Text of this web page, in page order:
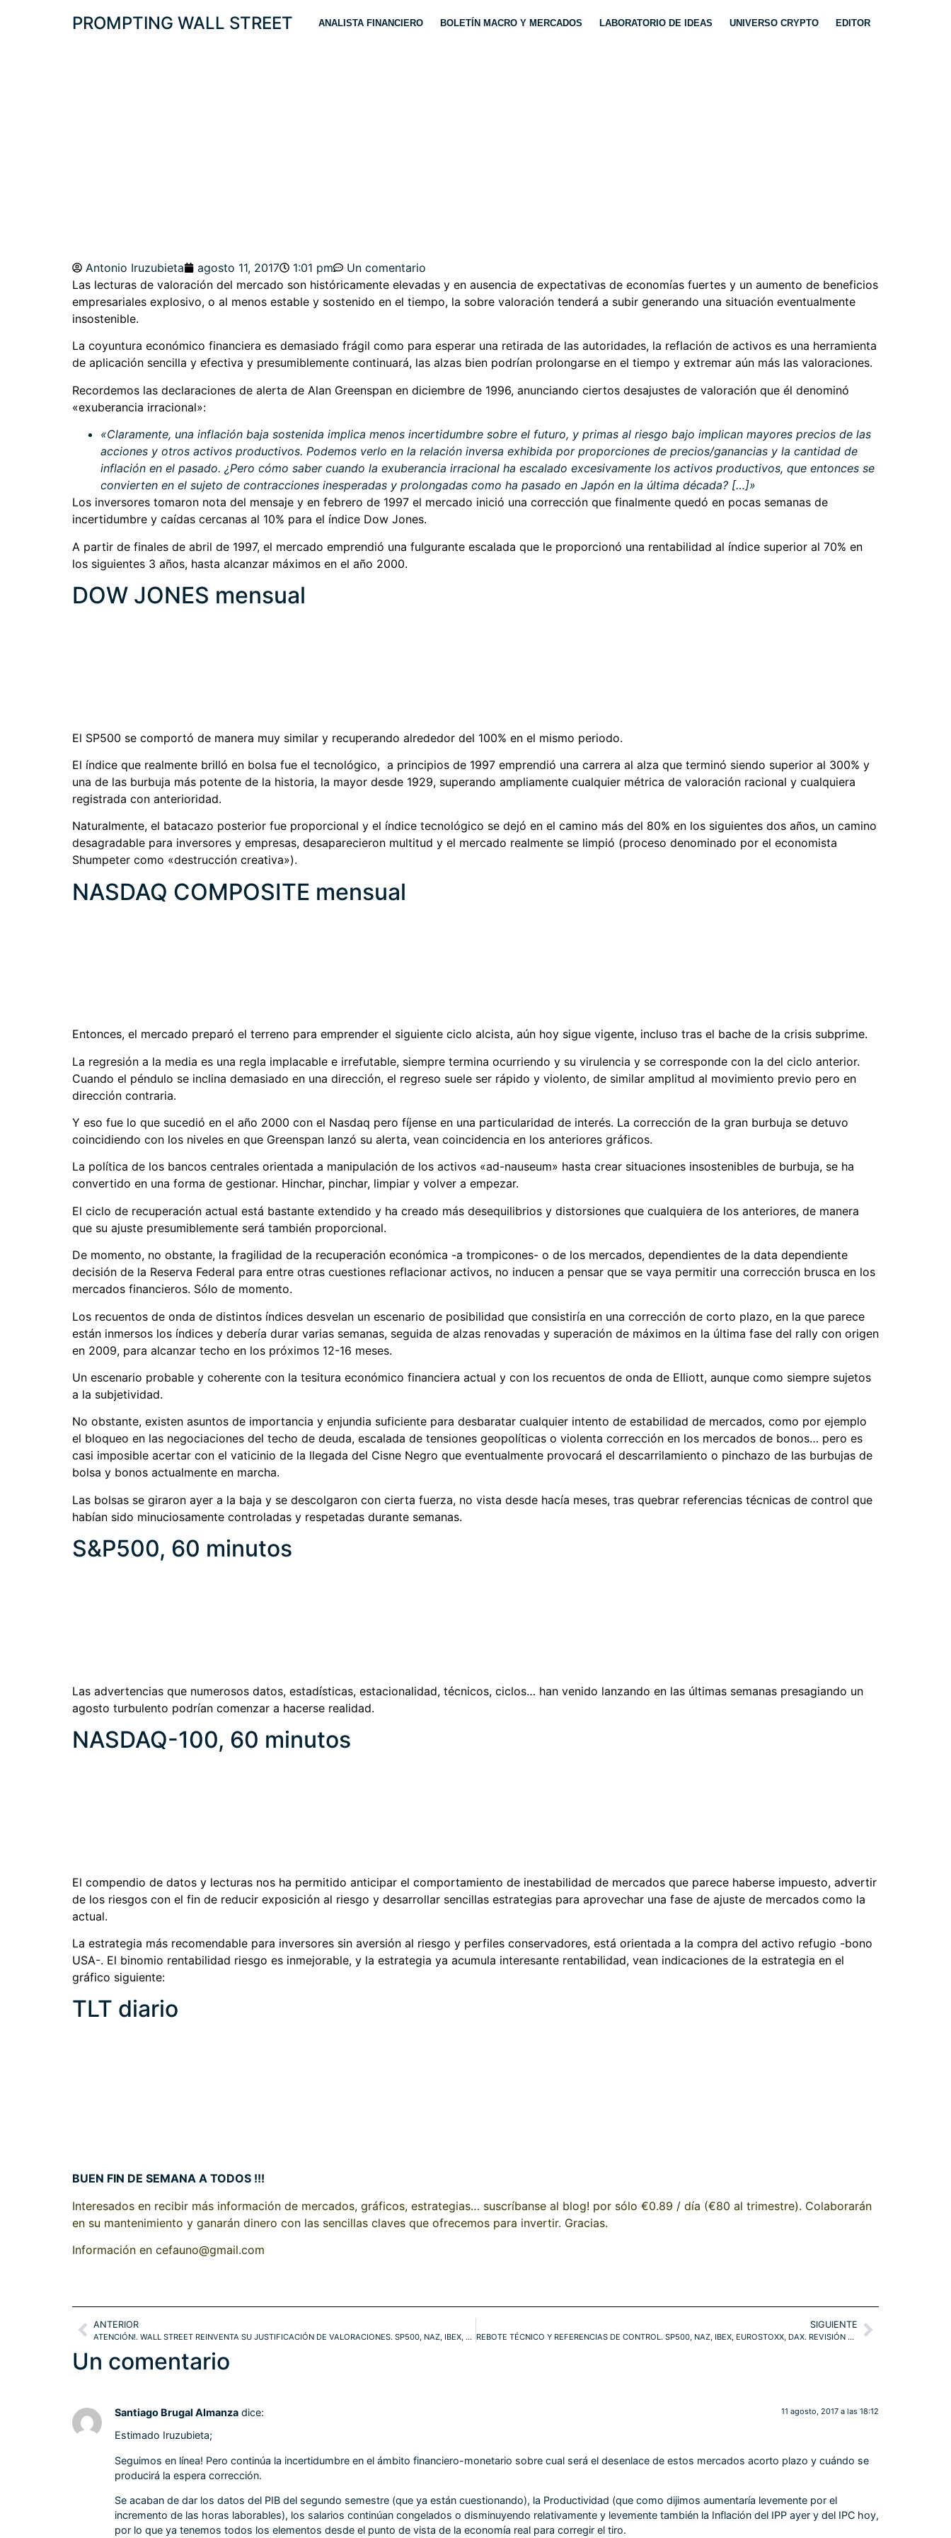
PROMPTING WALL STREET ANALISTA FINANCIERO BOLETÍN MACRO Y MERCADOS LABORATORIO DE IDEAS UNIVERSO CRYPTO EDITOR
Antonio Iruzubieta agosto 11, 2017 1:01 pm
Un comentario
Las lecturas de valoración del mercado son históricamente elevadas y en ausencia de expectativas de economías fuertes y un aumento de beneficios
empresariales explosivo, o al menos estable y sostenido en el tiempo, la sobre valoración tenderá a subir generando una situación eventualmente
insostenible.
La coyuntura económico financiera es demasiado frágil como para esperar una retirada de las autoridades, la reflación de activos es una herramienta
de aplicación sencilla y efectiva y presumiblemente continuará, las alzas bien podrían prolongarse en el tiempo y extremar aún más las valoraciones.
Recordemos las declaraciones de alerta de Alan Greenspan en diciembre de 1996, anunciando ciertos desajustes de valoración que él denominó
«exuberancia irracional»:
«Claramente, una inflación baja sostenida implica menos incertidumbre sobre el futuro, y primas al riesgo bajo implican mayores precios de las
acciones y otros activos productivos. Podemos verlo en la relación inversa exhibida por proporciones de precios/ganancias y la cantidad de
inflación en el pasado. ¿Pero cómo saber cuando la exuberancia irracional ha escalado excesivamente los activos productivos, que entonces se
convierten en el sujeto de contracciones inesperadas y prolongadas como ha pasado en Japón en la última década? […]»
Los inversores tomaron nota del mensaje y en febrero de 1997 el mercado inició una corrección que finalmente quedó en pocas semanas de
incertidumbre y caídas cercanas al 10% para el índice Dow Jones.
A partir de finales de abril de 1997, el mercado emprendió una fulgurante escalada que le proporcionó una rentabilidad al índice superior al 70% en
los siguientes 3 años, hasta alcanzar máximos en el año 2000.
DOW JONES mensual
El SP500 se comportó de manera muy similar y recuperando alrededor del 100% en el mismo periodo.
El índice que realmente brilló en bolsa fue el tecnológico, a principios de 1997 emprendió una carrera al alza que terminó siendo superior al 300% y
una de las burbuja más potente de la historia, la mayor desde 1929, superando ampliamente cualquier métrica de valoración racional y cualquiera
registrada con anterioridad.
Naturalmente, el batacazo posterior fue proporcional y el índice tecnológico se dejó en el camino más del 80% en los siguientes dos años, un camino
desagradable para inversores y empresas, desaparecieron multitud y el mercado realmente se limpió (proceso denominado por el economista
Shumpeter como «destrucción creativa»).
NASDAQ COMPOSITE mensual
Entonces, el mercado preparó el terreno para emprender el siguiente ciclo alcista, aún hoy sigue vigente, incluso tras el bache de la crisis subprime.
La regresión a la media es una regla implacable e irrefutable, siempre termina ocurriendo y su virulencia y se corresponde con la del ciclo anterior.
Cuando el péndulo se inclina demasiado en una dirección, el regreso suele ser rápido y violento, de similar amplitud al movimiento previo pero en
dirección contraria.
Y eso fue lo que sucedió en el año 2000 con el Nasdaq pero fíjense en una particularidad de interés. La corrección de la gran burbuja se detuvo
coincidiendo con los niveles en que Greenspan lanzó su alerta, vean coincidencia en los anteriores gráficos.
La política de los bancos centrales orientada a manipulación de los activos «ad-nauseum» hasta crear situaciones insostenibles de burbuja, se ha
convertido en una forma de gestionar. Hinchar, pinchar, limpiar y volver a empezar.
El ciclo de recuperación actual está bastante extendido y ha creado más desequilibrios y distorsiones que cualquiera de los anteriores, de manera
que su ajuste presumiblemente será también proporcional.
De momento, no obstante, la fragilidad de la recuperación económica -a trompicones- o de los mercados, dependientes de la data dependiente
decisión de la Reserva Federal para entre otras cuestiones reflacionar activos, no inducen a pensar que se vaya permitir una corrección brusca en los
mercados financieros. Sólo de momento.
Los recuentos de onda de distintos índices desvelan un escenario de posibilidad que consistiría en una corrección de corto plazo, en la que parece
están inmersos los índices y debería durar varias semanas, seguida de alzas renovadas y superación de máximos en la última fase del rally con origen
en 2009, para alcanzar techo en los próximos 12-16 meses.
Un escenario probable y coherente con la tesitura económico financiera actual y con los recuentos de onda de Elliott, aunque como siempre sujetos
a la subjetividad.
No obstante, existen asuntos de importancia y enjundia suficiente para desbaratar cualquier intento de estabilidad de mercados, como por ejemplo
el bloqueo en las negociaciones del techo de deuda, escalada de tensiones geopolíticas o violenta corrección en los mercados de bonos… pero es
casi imposible acertar con el vaticinio de la llegada del Cisne Negro que eventualmente provocará el descarrilamiento o pinchazo de las burbujas de
bolsa y bonos actualmente en marcha.
Las bolsas se giraron ayer a la baja y se descolgaron con cierta fuerza, no vista desde hacía meses, tras quebrar referencias técnicas de control que
habían sido minuciosamente controladas y respetadas durante semanas.
S&P500, 60 minutos
Las advertencias que numerosos datos, estadísticas, estacionalidad, técnicos, ciclos… han venido lanzando en las últimas semanas presagiando un
agosto turbulento podrían comenzar a hacerse realidad.
NASDAQ-100, 60 minutos
El compendio de datos y lecturas nos ha permitido anticipar el comportamiento de inestabilidad de mercados que parece haberse impuesto, advertir
de los riesgos con el fin de reducir exposición al riesgo y desarrollar sencillas estrategias para aprovechar una fase de ajuste de mercados como la
actual.
La estrategia más recomendable para inversores sin aversión al riesgo y perfiles conservadores, está orientada a la compra del activo refugio -bono
USA-. El binomio rentabilidad riesgo es inmejorable, y la estrategia ya acumula interesante rentabilidad, vean indicaciones de la estrategia en el
gráfico siguiente:
TLT diario
BUEN FIN DE SEMANA A TODOS !!!
Interesados en recibir más información de mercados, gráficos, estrategias… suscríbanse al blog! por sólo €0.89 / día (€80 al trimestre). Colaborarán
en su mantenimiento y ganarán dinero con las sencillas claves que ofrecemos para invertir. Gracias.
Información en cefauno@gmail.com
ANTERIOR
ATENCIÓN!. WALL STREET REINVENTA SU JUSTIFICACIÓN DE VALORACIONES. SP500, NAZ, IBEX, DAX
SIGUIENTE
REBOTE TÉCNICO Y REFERENCIAS DE CONTROL. SP500, NAZ, IBEX, EUROSTOXX, DAX. REVISIÓN ESTRATEGIAS
Un comentario
Santiago Brugal Almanza dice: 11 agosto, 2017 a las 18:12
Estimado Iruzubieta;
Seguimos en línea! Pero continúa la incertidumbre en el ámbito financiero-monetario sobre cual será el desenlace de estos mercados acorto plazo y cuándo se
producirá la espera corrección.
Se acaban de dar los datos del PIB del segundo semestre (que ya están cuestionando), la Productividad (que como dijimos aumentaría levemente por el
incremento de las horas laborables), los salarios continúan congelados o disminuyendo relativamente y levemente también la Inflación del IPP ayer y del IPC hoy,
por lo que ya tenemos todos los elementos desde el punto de vista de la economía real para corregir el tiro.